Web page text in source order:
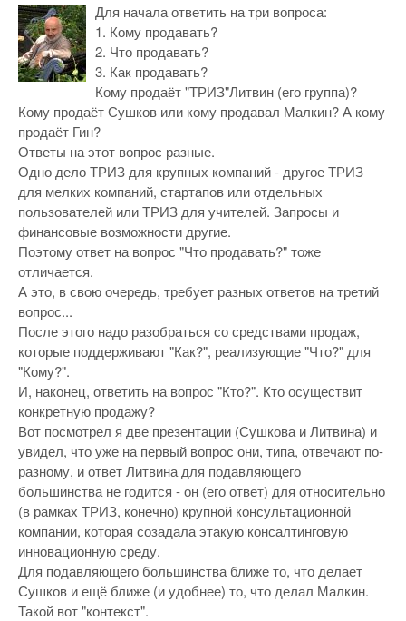
Для начала ответить на три вопроса:
1. Кому продавать?
2. Что продавать?
3. Как продавать?
Кому продаёт "ТРИЗ"Литвин (его группа)?
Кому продаёт Сушков или кому продавал Малкин? А кому
продаёт Гин?
Ответы на этот вопрос разные.
Одно дело ТРИЗ для крупных компаний - другое ТРИЗ
для мелких компаний, стартапов или отдельных
пользователей или ТРИЗ для учителей. Запросы и
финансовые возможности другие.
Поэтому ответ на вопрос "Что продавать?" тоже
отличается.
А это, в свою очередь, требует разных ответов на третий
вопрос...
После этого надо разобраться со средствами продаж,
которые поддерживают "Как?", реализующие "Что?" для
"Кому?".
И, наконец, ответить на вопрос "Кто?". Кто осуществит
конкретную продажу?
Вот посмотрел я две презентации (Сушкова и Литвина) и
увидел, что уже на первый вопрос они, типа, отвечают по-
разному, и ответ Литвина для подавляющего
большинства не годится - он (его ответ) для относительно
(в рамках ТРИЗ, конечно) крупной консультационной
компании, которая созадала этакую консалтинговую
инновационную среду.
Для подавляющего большинства ближе то, что делает
Сушков и ещё ближе (и удобнее) то, что делал Малкин.
Такой вот "контекст".